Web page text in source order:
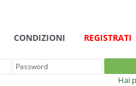
CONDIZIONI REGISTRATI
Hai